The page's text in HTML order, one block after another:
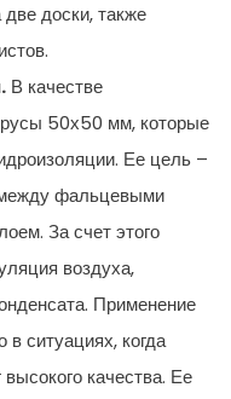
доски, также
В качестве
50х50 мм, которые
Ее цель –
фальцевыми
За счет этого
воздуха,
Применение
ситуациях, когда
качества. Ее